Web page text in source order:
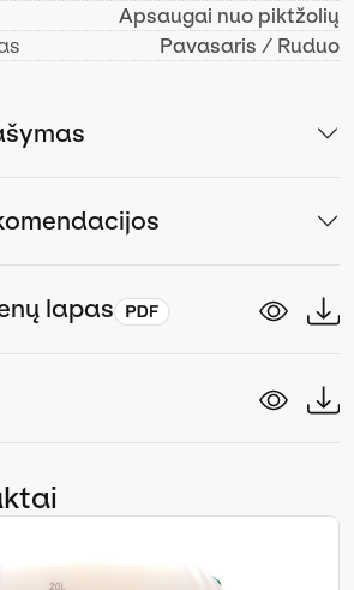
Apsaugai nuo piktžolių
Pavasaris / Ruduo
lapas